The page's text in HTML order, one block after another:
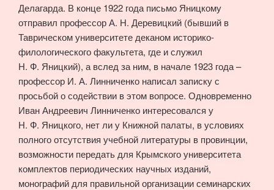
Делагарда. В конце 1922 года письмо Яницкому
отправил профессор А. Н. Деревицкий (бывший в
Таврическом университете деканом историко-
филологического факультета, где и служил
Н. Ф. Яницкий), а вслед за ним, в начале 1923 года –
профессор И. А. Линниченко написал записку с
просьбой о содействии в этом вопросе. Одновременно
Иван Андреевич Линниченко интересовался у
Н. Ф. Яницкого, нет ли у Книжной палаты, в условиях
полного отсутствия учебной литературы в провинции,
возможности передать для Крымского университета
комплектов периодических научных изданий,
монографий для правильной организации семинарских